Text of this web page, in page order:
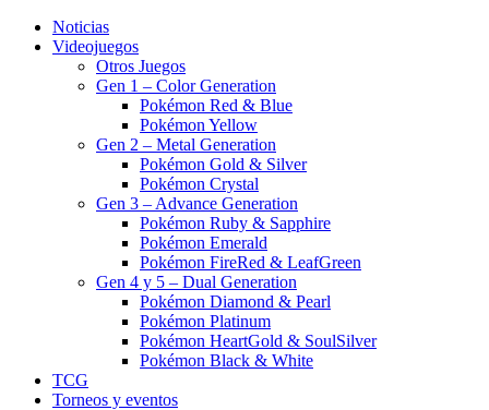
Noticias
Videojuegos
Otros Juegos
Gen 1 – Color Generation
Pokémon Red & Blue
Pokémon Yellow
Gen 2 – Metal Generation
Pokémon Gold & Silver
Pokémon Crystal
Gen 3 – Advance Generation
Pokémon Ruby & Sapphire
Pokémon Emerald
Pokémon FireRed & LeafGreen
Gen 4 y 5 – Dual Generation
Pokémon Diamond & Pearl
Pokémon Platinum
Pokémon HeartGold & SoulSilver
Pokémon Black & White
TCG
Torneos y eventos